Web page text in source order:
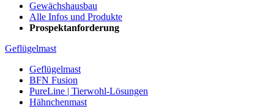
Gewächshausbau
Alle Infos und Produkte
Prospektanforderung
Geflügelmast
Geflügelmast
BFN Fusion
PureLine | Tierwohl-Lösungen
Hähnchenmast